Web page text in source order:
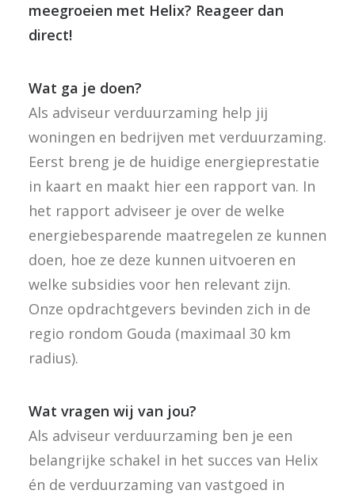
meegroeien met Helix? Reageer dan
direct!
Wat ga je doen?
Als adviseur verduurzaming help jij
woningen en bedrijven met verduurzaming.
Eerst breng je de huidige energieprestatie
in kaart en maakt hier een rapport van. In
het rapport adviseer je over de welke
energiebesparende maatregelen ze kunnen
doen, hoe ze deze kunnen uitvoeren en
welke subsidies voor hen relevant zijn.
Onze opdrachtgevers bevinden zich in de
regio rondom Gouda (maximaal 30 km
radius).
Wat vragen wij van jou?
Als adviseur verduurzaming ben je een
belangrijke schakel in het succes van Helix
én de verduurzaming van vastgoed in